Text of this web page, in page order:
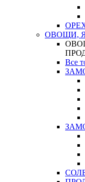
ОВОЩИ,
Все